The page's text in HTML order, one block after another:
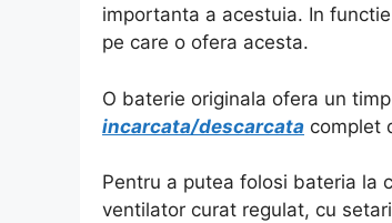
importanta a acestuia. In
pe care o ofera acesta.
O baterie originala ofera un
incarcata/descarcata complet
Pentru a putea folosi bateria la
ventilator curat regulat, cu